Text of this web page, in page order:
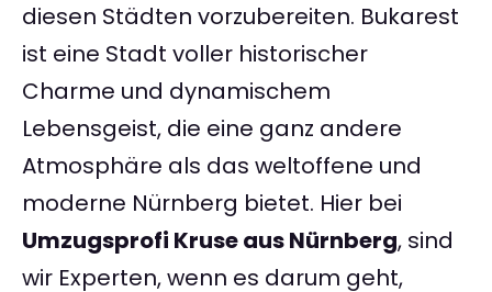
diesen Städten vorzubereiten. Bukarest
ist eine Stadt voller historischer
Charme und dynamischem
Lebensgeist, die eine ganz andere
Atmosphäre als das weltoffene und
moderne Nürnberg bietet. Hier bei
Umzugsprofi Kruse aus Nürnberg, sind
wir Experten, wenn es darum geht,